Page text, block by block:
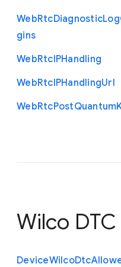
WebRtcDiagnosticLog
gins
WebRtcIPHandling
WebRtcIPHandlingUrl
WebRtcPostQuantum
Wilco DTC
DeviceWilcoDtc